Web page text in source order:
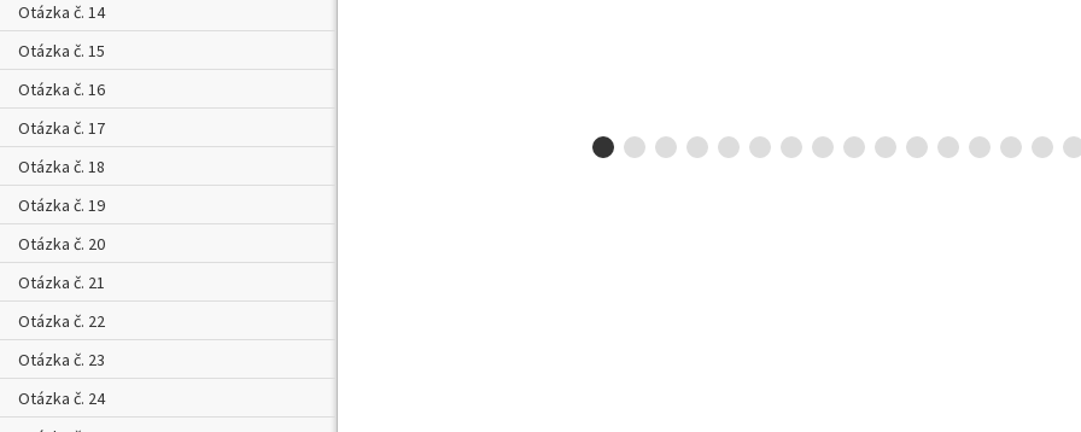
Otázka č. 14
Otázka č. 15
Otázka č. 16
Otázka č. 17
Otázka č. 18
Otázka č. 19
Otázka č. 20
Otázka č. 21
Otázka č. 22
Otázka č. 23
Otázka č. 24